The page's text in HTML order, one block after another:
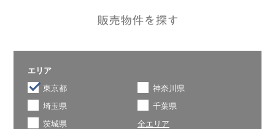
エリア
東京都
神奈川県
埼玉県
千葉県
茨城県
全エリア